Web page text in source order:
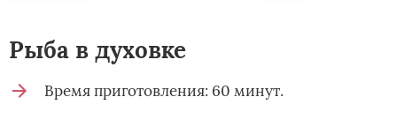
Рыба в духовке
Время приготовления: 60 минут.